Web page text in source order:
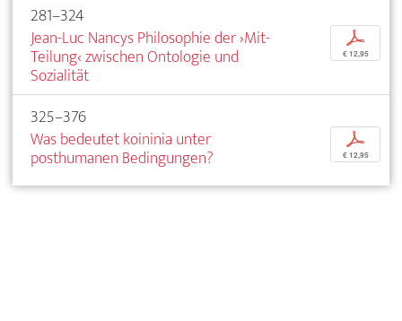
281–324
Jean-Luc Nancys Philosophie der ›Mit-
Teilung‹ zwischen Ontologie und
Sozialität
p
€ 12,95
325–376
Was bedeutet koininia unter
posthumanen Bedingungen?
p
€ 12,95